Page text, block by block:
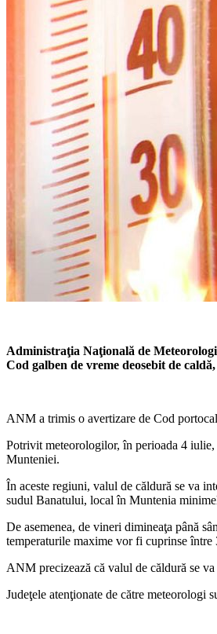
Administraţia Naţională de
Cod galben de vreme deosebit de
ANM a trimis o avertizare de Cod
Potrivit meteorologilor, în perioada 4
Munteniei.
În aceste regiuni, valul de căldură se va
sudul Banatului, local în Muntenia
De asemenea, de vineri dimineaţa până
temperaturile maxime vor fi cuprinse
ANM precizează că valul de căldură se
Judeţele atenţionate de către